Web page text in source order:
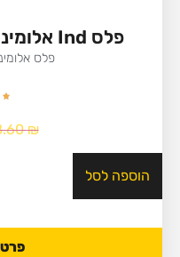
פלס Ind אלומיניום מגנטי 1000 מ"מ
פלס
₪
הוספה לסל